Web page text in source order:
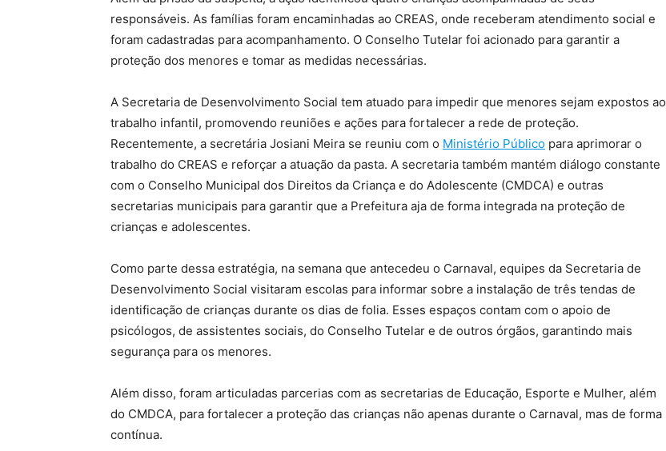
responsáveis. As famílias foram encaminhadas ao CREAS, onde receberam atendimento social e
foram cadastradas para acompanhamento. O Conselho Tutelar foi acionado para garantir a
proteção dos menores e tomar as medidas necessárias.
A Secretaria de Desenvolvimento Social tem atuado para impedir que menores sejam expostos ao
trabalho infantil, promovendo reuniões e ações para fortalecer a rede de proteção.
Recentemente, a secretária Josiani Meira se reuniu com o Ministério Público para aprimorar o
trabalho do CREAS e reforçar a atuação da pasta. A secretaria também mantém diálogo constante
com o Conselho Municipal dos Direitos da Criança e do Adolescente (CMDCA) e outras
secretarias municipais para garantir que a Prefeitura aja de forma integrada na proteção de
crianças e adolescentes.
Como parte dessa estratégia, na semana que antecedeu o Carnaval, equipes da Secretaria de
Desenvolvimento Social visitaram escolas para informar sobre a instalação de três tendas de
identificação de crianças durante os dias de folia. Esses espaços contam com o apoio de
psicólogos, de assistentes sociais, do Conselho Tutelar e de outros órgãos, garantindo mais
segurança para os menores.
Além disso, foram articuladas parcerias com as secretarias de Educação, Esporte e Mulher, além
do CMDCA, para fortalecer a proteção das crianças não apenas durante o Carnaval, mas de forma
contínua.